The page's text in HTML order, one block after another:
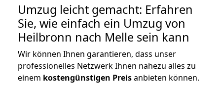
Umzug leicht gemacht: Erfahren
Sie, wie einfach ein Umzug von
Heilbronn nach Melle sein kann
Wir können Ihnen garantieren, dass unser
professionelles Netzwerk Ihnen nahezu alles zu
einem kostengünstigen Preisanbieten können.